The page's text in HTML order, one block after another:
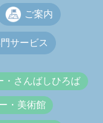
ご案内
サービス
・さんばしひろば
・美術館